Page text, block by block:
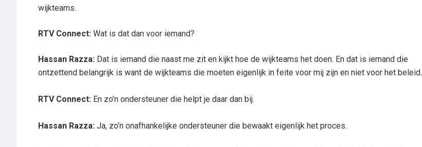
wijkteams.
RTV Connect: Wat is dat dan voor iemand?
Hassan Razza: Dat is iemand die naast me zit en kijkt hoe de wijkteams het doen. En dat is iemand die
ontzettend belangrijk is want de wijkteams die moeten eigenlijk in feite voor mij zijn en niet voor het beleid.
RTV Connect: En zo’n ondersteuner die helpt je daar dan bij.
Hassan Razza: Ja, zo’n onafhankelijke ondersteuner die bewaakt eigenlijk het proces.